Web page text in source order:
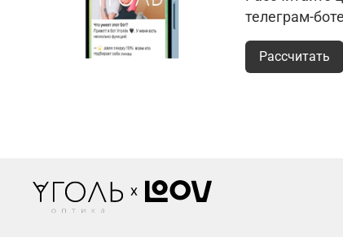
телеграм-
Рассчитать